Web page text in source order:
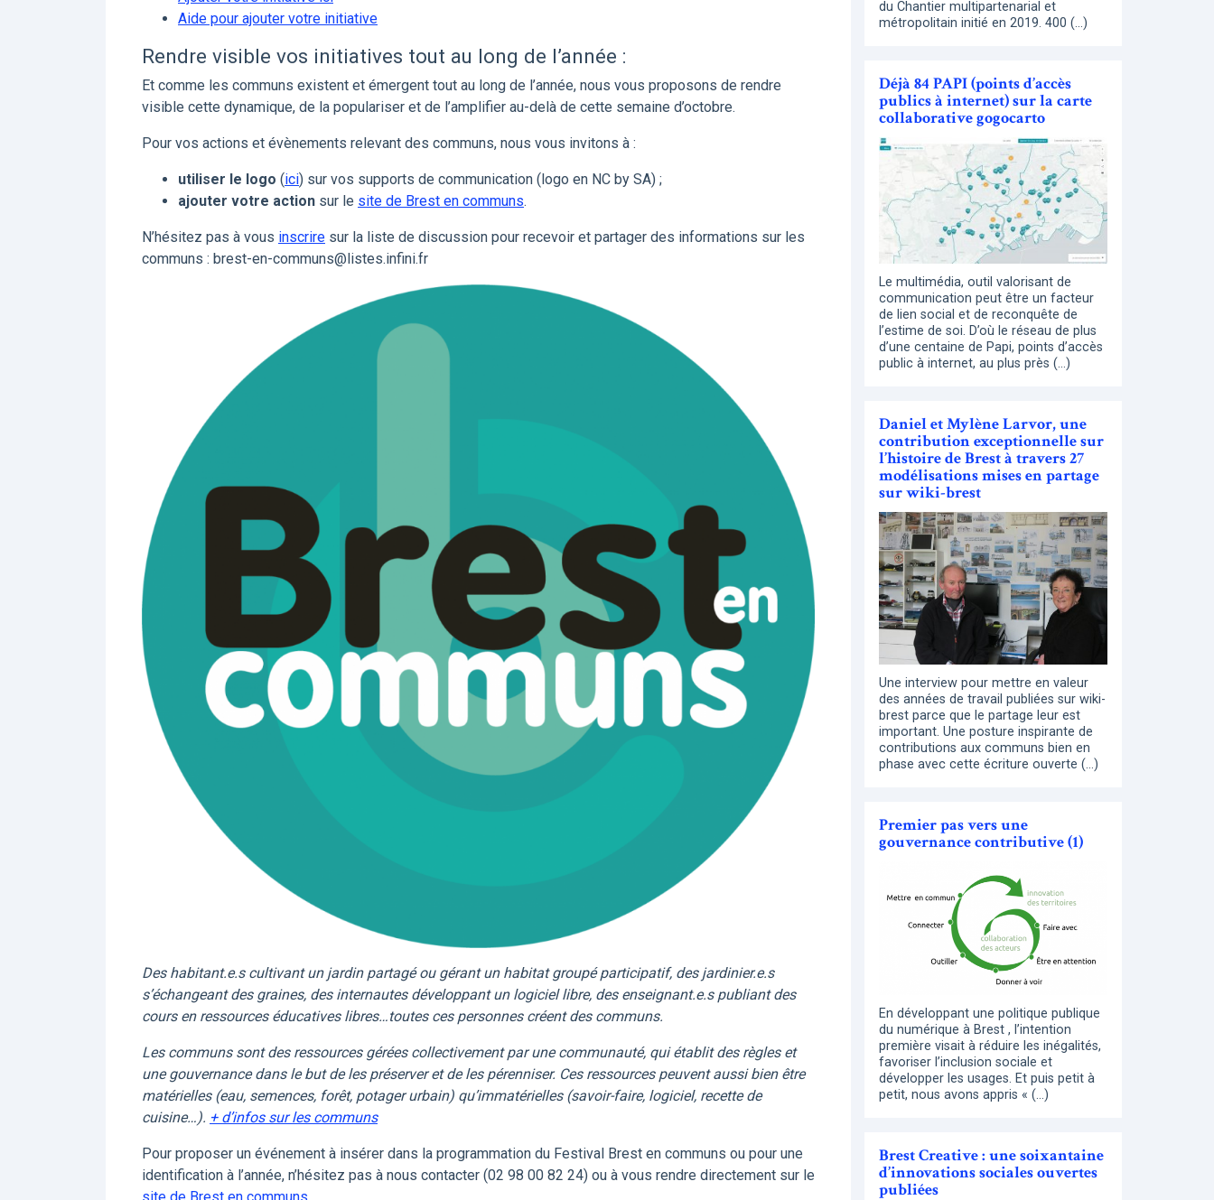
Aide pour ajouter votre initiative
Rendre visible vos initiatives tout au long de l’année :
Et comme les communs existent et émergent tout au long de l’année, nous vous proposons de rendre
visible cette dynamique, de la populariser et de l’amplifier au-delà de cette semaine d’octobre.
Pour vos actions et évènements relevant des communs, nous vous invitons à :
utiliser le logo (ici) sur vos supports de communication (logo en NC by SA) ;
ajouter votre action sur le site de Brest en communs.
N’hésitez pas à vous inscrire sur la liste de discussion pour recevoir et partager des informations sur les
communs : brest-en-communs@listes.infini.fr
Des habitant.e.s cultivant un jardin partagé ou gérant un habitat groupé participatif, des jardinier.e.s
s’échangeant des graines, des internautes développant un logiciel libre, des enseignant.e.s publiant des
cours en ressources éducatives libres…toutes ces personnes créent des communs.
Les communs sont des ressources gérées collectivement par une communauté, qui établit des règles et
une gouvernance dans le but de les préserver et de les pérenniser. Ces ressources peuvent aussi bien être
matérielles (eau, semences, forêt, potager urbain) qu’immatérielles (savoir-faire, logiciel, recette de
cuisine…). + d’infos sur les communs
Pour proposer un événement à insérer dans la programmation du Festival Brest en communs ou pour une
identification à l’année, n’hésitez pas à nous contacter (02 98 00 82 24) ou à vous rendre directement sur le
du Chantier multipartenarial et
métropolitain initié en 2019. 400 (…)
Déjà 84 PAPI (points d’accès
publics à internet) sur la carte
collaborative gogocarto
Le multimédia, outil valorisant de
communication peut être un facteur
de lien social et de reconquête de
l’estime de soi. D’où le réseau de plus
d’une centaine de Papi, points d’accès
public à internet, au plus près (…)
Daniel et Mylène Larvor, une
contribution exceptionnelle sur
l’histoire de Brest à travers 27
modélisations mises en partage
sur wiki-brest
Une interview pour mettre en valeur
des années de travail publiées sur wiki-
brest parce que le partage leur est
important. Une posture inspirante de
contributions aux communs bien en
phase avec cette écriture ouverte (…)
Premier pas vers une
gouvernance contributive (1)
En développant une politique publique
du numérique à Brest , l’intention
première visait à réduire les inégalités,
favoriser l’inclusion sociale et
développer les usages. Et puis petit à
petit, nous avons appris « (…)
Brest Creative : une soixantaine
d’innovations sociales ouvertes
publiées